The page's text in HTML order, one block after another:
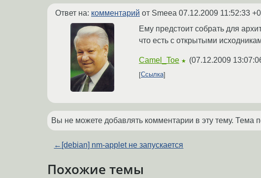
Ответ на: комментарий от Smeea 07.12.2009 11:52:33
Ему предстоит собрать для
что есть с открытыми
Camel_Toe ★ (07.12.2009
Ссылка
Вы не можете добавлять комментарии в эту тему. Тема
← [debian] nm-applet не запускается
Похожие темы